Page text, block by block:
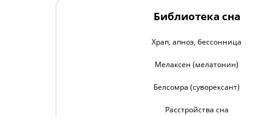
Библиотека сна
Храп, апноэ, бессонница
Мелаксен (мелатонин)
Белсомра (суворексант)
Расстройства сна